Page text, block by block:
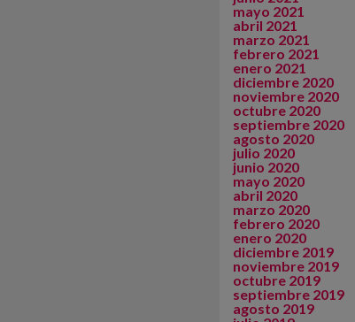
mayo 2021
abril 2021
marzo 2021
febrero 2021
enero 2021
diciembre 2020
noviembre 2020
octubre 2020
septiembre 2020
agosto 2020
julio 2020
junio 2020
mayo 2020
abril 2020
marzo 2020
febrero 2020
enero 2020
diciembre 2019
noviembre 2019
octubre 2019
septiembre 2019
agosto 2019